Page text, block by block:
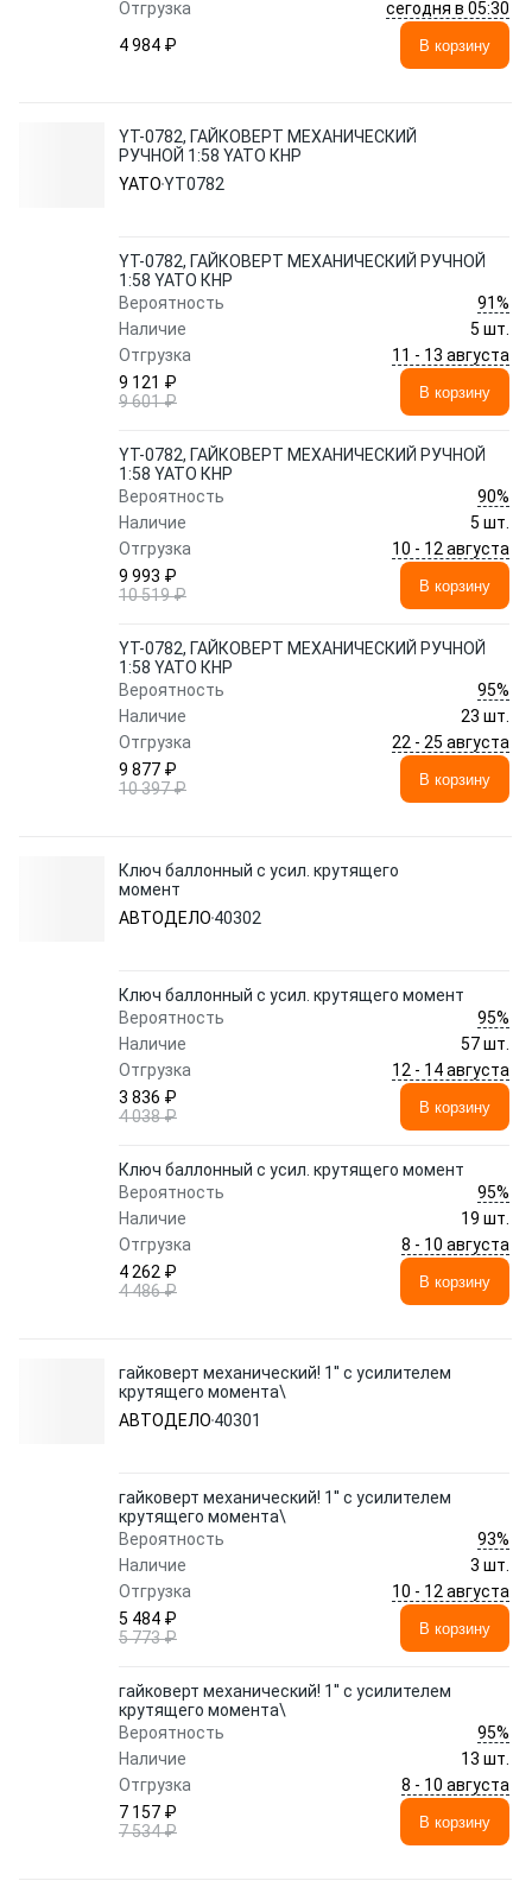
Отгрузка
сегодня в 05:30
4 984 ₽
В корзину
YT-0782, ГАЙКОВЕРТ МЕХАНИЧЕСКИЙ
РУЧНОЙ 1:58 YATO КНР
YATOYT0782
YT-0782, ГАЙКОВЕРТ МЕХАНИЧЕСКИЙ РУЧНОЙ
1:58 YATO КНР
Вероятность
91%
Наличие
5 шт.
Отгрузка
11 - 13 августа
9 121 ₽
9 601 ₽
В корзину
YT-0782, ГАЙКОВЕРТ МЕХАНИЧЕСКИЙ РУЧНОЙ
1:58 YATO КНР
Вероятность
90%
Наличие
5 шт.
Отгрузка
10 - 12 августа
9 993 ₽
10 519 ₽
В корзину
YT-0782, ГАЙКОВЕРТ МЕХАНИЧЕСКИЙ РУЧНОЙ
1:58 YATO КНР
Вероятность
95%
Наличие
23 шт.
Отгрузка
22 - 25 августа
9 877 ₽
10 397 ₽
В корзину
Ключ баллонный с усил. крутящего
момент
АВТОДЕЛО 40302
Ключ баллонный с усил. крутящего момент
Вероятность
95%
Наличие
57 шт.
Отгрузка
12 - 14 августа
3 836 ₽
4 038 ₽
В корзину
Ключ баллонный с усил. крутящего момент
Вероятность
95%
Наличие
19 шт.
Отгрузка
8 - 10 августа
4 262 ₽
4 486 ₽
В корзину
гайковерт механический! 1'' с усилителем
крутящего момента\
АВТОДЕЛО 40301
гайковерт механический! 1'' с усилителем
крутящего момента\
Вероятность
93%
Наличие
3 шт.
Отгрузка
10 - 12 августа
5 484 ₽
5 773 ₽
В корзину
гайковерт механический! 1'' с усилителем
крутящего момента\
Вероятность
95%
Наличие
13 шт.
Отгрузка
8 - 10 августа
7 157 ₽
7 534 ₽
В корзину